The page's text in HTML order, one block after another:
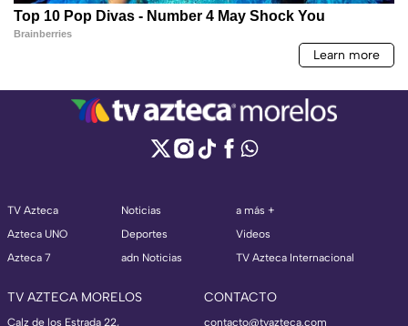
TV Azteca
Azteca UNO
Azteca 7
Noticias
Deportes
adn Noticias
a más +
Videos
TV Azteca Internacional
TV AZTECA MORELOS
Calz de los Estrada 22,
CONTACTO
contacto@tvazteca.com